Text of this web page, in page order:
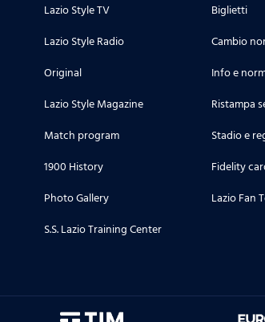
Lazio Style TV
Lazio Style Radio
Original
Lazio Style Magazine
Match program
1900 History
Photo Gallery
S.S. Lazio Training Center
Biglietti
Cambio
Info e
Ristampa
Stadio e
Fidelity
Lazio Fan